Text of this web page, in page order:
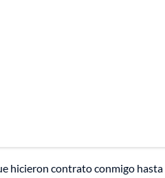
hicieron contrato conmigo